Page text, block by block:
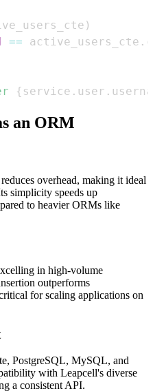
)
== active_users_cte .
{ service . user .
an ORM
overhead, making it ideal
simplicity speeds up
to heavier ORMs like
in high-volume
outperforms
for scaling applications on
PostgreSQL, MySQL, and
with Leapcell's diverse
a consistent API.